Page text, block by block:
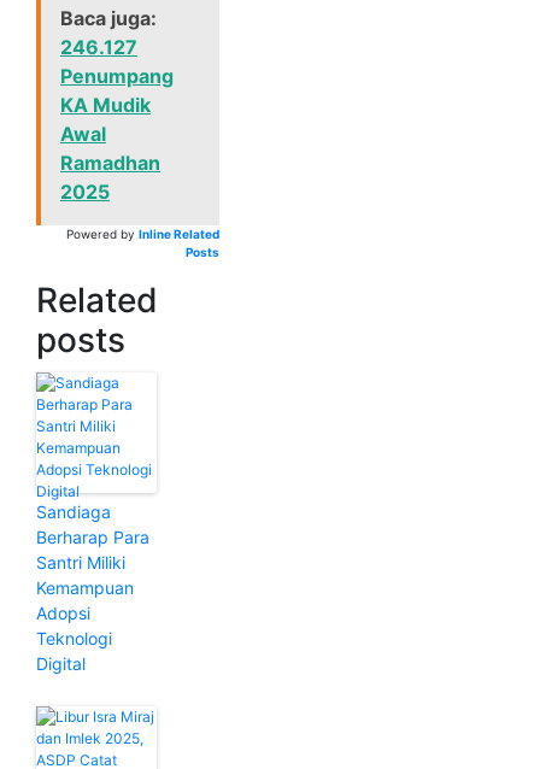
Baca juga:
246.127
Penumpang
KA Mudik
Awal
Ramadhan
2025
Powered by Inline Related
Posts
Related
posts
Sandiaga
Berharap Para
Santri Miliki
Kemampuan
Adopsi
Teknologi
Digital